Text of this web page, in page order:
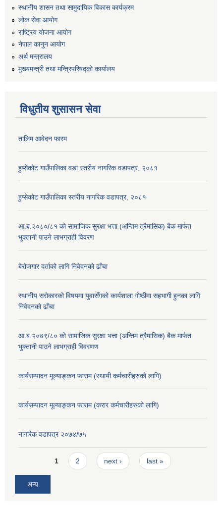
स्थानीय शासन तथा सामुदायिक विकास कार्यक्रम
लोक सेवा आयोग
राष्ट्रिय योजना आयोग
नेपाल कानुन आयोग
अर्थ मन्त्रालय
मुख्यमन्त्री तथा मन्त्रिपरिषद्को कार्यालय
विधुतीय शुसासन सेवा
तालिम आवेदन फारम
हुप्सेकोट गाउँपालिका वडा स्तरीय नागरिक वडापत्र, २०८१
हुप्सेकोट गाउँपालिका स्तरीय नागरिक वडापत्र, २०८१
आ.ब.२०८०/८१ काे सामाजिक सुरक्षा भत्ता (अन्तिम त्रैमासिक) बैक मार्फत
भुक्तानी पाउने लाभग्राही विवरण
बेरोजगार दर्ताको लागि निवेदनको ढाँचा
स्थानीय सरोकारको विषयमा युवासँगको कार्यशाला गोष्ठीमा सहभागी हुनका लागि
निवेदनको ढाँचा
आ.ब.२०७९/८० काे सामाजिक सुरक्षा भत्ता (अन्तिम त्रैमासिक) बैक मार्फत
भुक्तानी पाउने लाभग्राही विवरणण
कार्यसम्पादन मूल्याङ्कन फाराम (स्थायी कर्मचारीहरुको लागि)
कार्यसम्पादन मूल्याङ्कन फाराम (करार कर्मचारीहरुको लागि)
नागरिक वडापत्र २०७४/७५
Pages1 2 next › last »
अन्य